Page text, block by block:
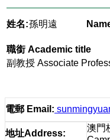
姓名:孫明遠
職銜 Academic title
副教授 Associate
電郵 Email :
地址Address:
澳門